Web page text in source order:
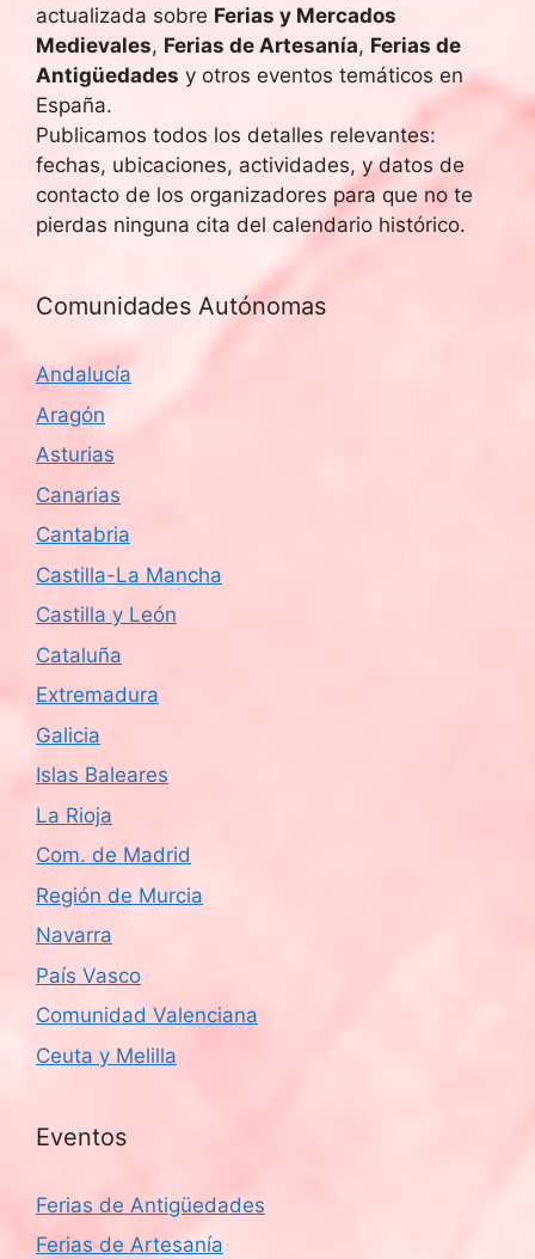
actualizada sobre Ferias y Mercados
Medievales, Ferias de Artesanía, Ferias de
Antigüedades y otros eventos temáticos en
España.
Publicamos todos los detalles relevantes:
fechas, ubicaciones, actividades, y datos de
contacto de los organizadores para que no te
pierdas ninguna cita del calendario histórico.
Comunidades Autónomas
Andalucía
Aragón
Asturias
Canarias
Cantabria
Castilla-La Mancha
Castilla y León
Cataluña
Extremadura
Galicia
Islas Baleares
La Rioja
Com. de Madrid
Región de Murcia
Navarra
País Vasco
Comunidad Valenciana
Ceuta y Melilla
Eventos
Ferias de Antigüedades
Ferias de Artesanía